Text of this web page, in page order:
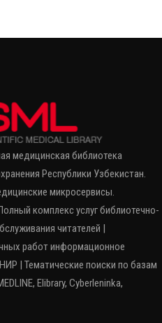
медицинская библиотека
Республики Узбекистан.
микросервисы.
комплекс услуг библиотечно-
читателей |
работ информационное
| Тематические поиски по базам
Elibrary, Cyberleninka,